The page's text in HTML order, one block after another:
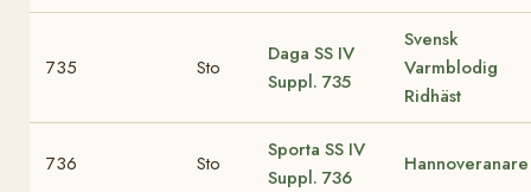
735 Sto
Daga SS IV
Suppl. 735
Svensk
Varmblodig
Ridhäst
736 Sto
Sporta SS IV
Suppl. 736
Hannoveranare